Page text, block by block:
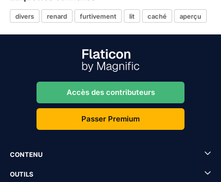
divers renard furtivement lit caché aperçu
Accès des contributeurs
Passer Premium
CONTENU
OUTILS